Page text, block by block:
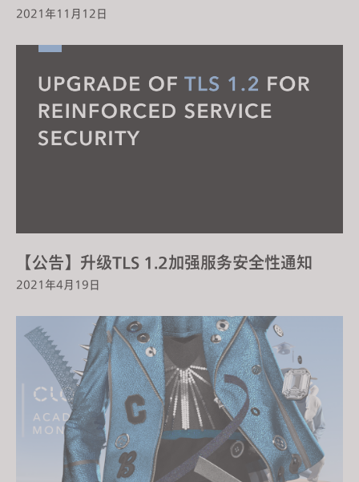
2021年11月12日
【公告】升级TLS 1.2加强服务安全性通知
2021年4月19日